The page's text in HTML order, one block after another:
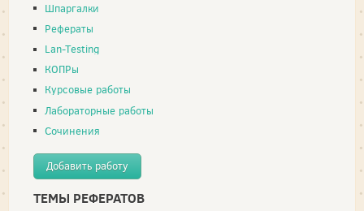
Шпаргалки
Рефераты
Lan-Testing
КОПРы
Курсовые работы
Лабораторные работы
Сочинения
Добавить работу
ТЕМЫ РЕФЕРАТОВ